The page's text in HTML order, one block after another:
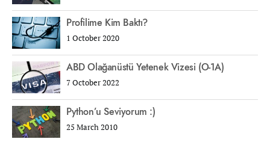
Profilime Kim Baktı?
1 October 2020
ABD Olağanüstü Yetenek Vizesi (O-1A)
7 October 2022
Python’u Seviyorum :)
25 March 2010